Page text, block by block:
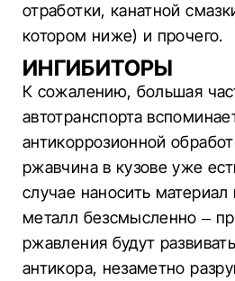
отработки, канатной
котором ниже) и прочего.
ИНГИБИТОРЫ
К сожалению, большая
автотранспорта
антикоррозионной
ржавчина в кузове уже
случае наносить
металл безсмысленно –
ржавления будут
антикора, незаметно